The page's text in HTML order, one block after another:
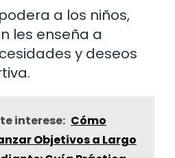
a los niños,
les enseña a
y deseos
interese: Cómo
Objetivos a Largo